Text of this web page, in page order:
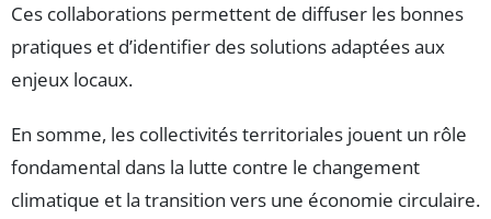
Ces collaborations permettent de diffuser les bonnes
pratiques et d’identifier des solutions adaptées aux
enjeux locaux.
En somme, les collectivités territoriales jouent un rôle
fondamental dans la lutte contre le changement
climatique et la transition vers une économie circulaire.